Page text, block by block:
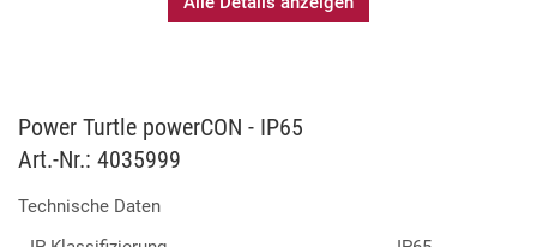
Power Turtle powerCON - IP65
Art.-Nr.: 4035999
Technische Daten